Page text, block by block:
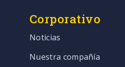
Corporativo
Noticias
Nuestra compañía